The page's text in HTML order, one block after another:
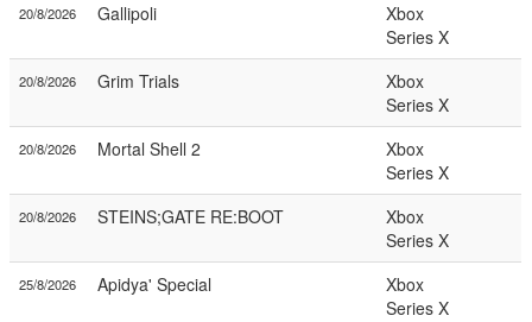
20/8/2026 Gallipoli
Xbox
Series X
20/8/2026 Grim Trials
Xbox
Series X
20/8/2026 Mortal Shell 2
Xbox
Series X
20/8/2026 STEINS;GATE RE:BOOT
Xbox
Series X
25/8/2026 Apidya' Special
Xbox
Series X